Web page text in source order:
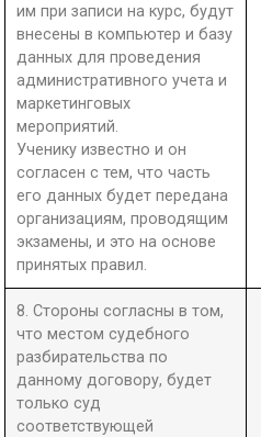
им при записи на курс, будут
внесены в компьютер и базу
данных для проведения
административного учета и
маркетинговых
мероприятий.
Ученику известно и он
согласен с тем, что часть
его данных будет передана
организациям, проводящим
экзамены, и это на основе
принятых правил.
8. Стороны согласны в том,
что местом судебного
разбирательства по
данному договору, будет
только суд
соответствующей